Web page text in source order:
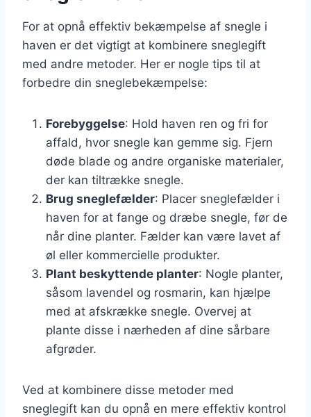
For at opnå effektiv bekæmpelse af snegle i
haven er det vigtigt at kombinere sneglegift
med andre metoder. Her er nogle tips til at
forbedre din sneglebekæmpelse:
Forebyggelse: Hold haven ren og fri for
affald, hvor snegle kan gemme sig. Fjern
døde blade og andre organiske materialer,
der kan tiltrække snegle.
Brug sneglefælder: Placer sneglefælder i
haven for at fange og dræbe snegle, før de
når dine planter. Fælder kan være lavet af
øl eller kommercielle produkter.
Plant beskyttende planter: Nogle planter,
såsom lavendel og rosmarin, kan hjælpe
med at afskrække snegle. Overvej at
plante disse i nærheden af dine sårbare
afgrøder.
Ved at kombinere disse metoder med
sneglegift kan du opnå en mere effektiv kontrol